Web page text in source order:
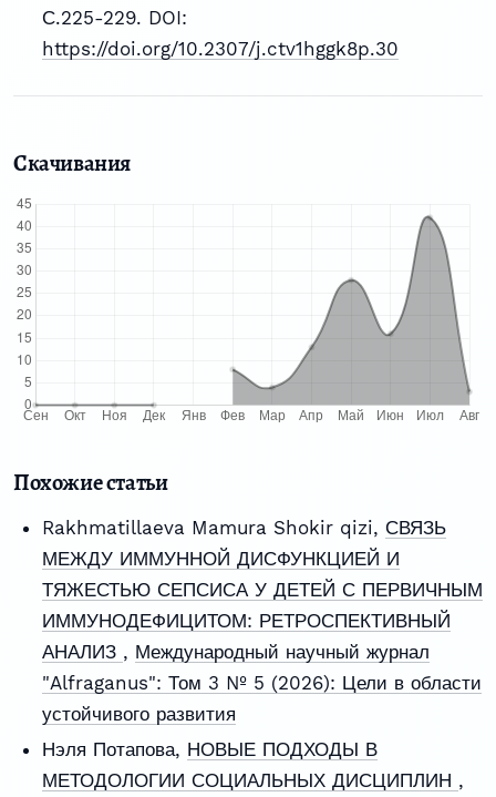
С.225-229. DOI:
https://doi.org/10.2307/j.ctv1hggk8p.30
Скачивания
Похожие статьи
Rakhmatillaeva Mamura Shokir qizi, СВЯЗЬ
МЕЖДУ ИММУННОЙ ДИСФУНКЦИЕЙ И
ТЯЖЕСТЬЮ СЕПСИСА У ДЕТЕЙ С ПЕРВИЧНЫМ
ИММУНОДЕФИЦИТОМ: РЕТРОСПЕКТИВНЫЙ
АНАЛИЗ , Международный научный журнал
"Alfraganus": Том 3 № 5 (2026): Цели в области
устойчивого развития
Нэля Потапова, НОВЫЕ ПОДХОДЫ В
МЕТОДОЛОГИИ СОЦИАЛЬНЫХ ДИСЦИПЛИН ,